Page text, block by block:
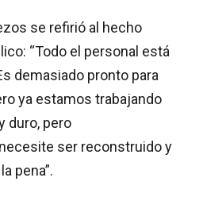
se refirió al hecho
“Todo el personal está
demasiado pronto para
ya estamos trabajando
duro, pero
ser reconstruido y
pena”.